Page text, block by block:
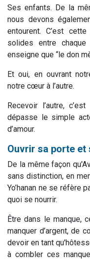
Ses enfants. De la
nous devons
entourent. C’est
solides entre
enseigne que “le don
Et oui, en ouvrant
notre cœur à l’autre.
Recevoir l’autre,
dépasse le simple
d’amour.
Ouvrir sa porte
De la même façon
sans distinction, en
Yo’hanan ne se réfère
quoi se nourrir.
Être dans le manque,
manquer d’argent, de
devoir en tant
à combler ces